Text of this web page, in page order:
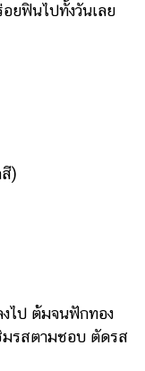
ยฟินไปทั้งวันเลย
)
ไป ต้มจนฟักทอง
มรสตามชอบ ตัดรส